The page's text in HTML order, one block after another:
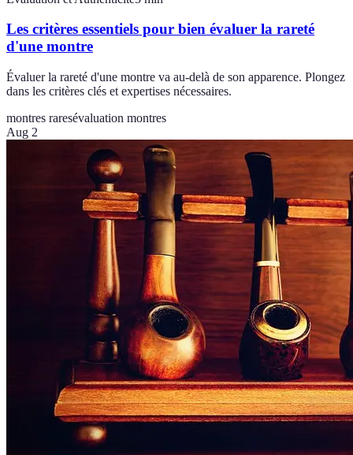
Les critères essentiels pour bien évaluer la rareté
d'une montre
Évaluer la rareté d'une montre va au-delà de son apparence. Plongez
dans les critères clés et expertises nécessaires.
montres raresévaluation montres
Aug 2